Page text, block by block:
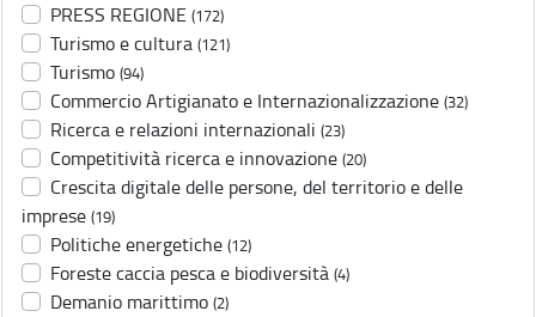
PRESS REGIONE (172)
Turismo e cultura (121)
Turismo (94)
Commercio Artigianato e Internazionalizzazione (32)
Ricerca e relazioni internazionali (23)
Competitività ricerca e innovazione (20)
Crescita digitale delle persone, del territorio e delle
imprese (19)
Politiche energetiche (12)
Foreste caccia pesca e biodiversità (4)
Demanio marittimo (2)